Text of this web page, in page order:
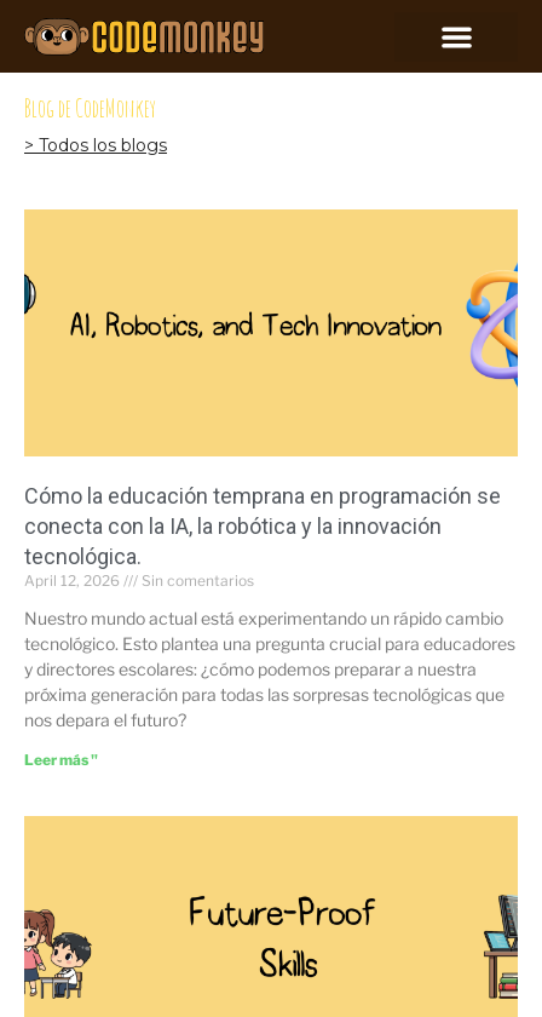
Blog de CodeMonkey
> Todos los blogs
Cómo la educación temprana en programación se
conecta con la IA, la robótica y la innovación
tecnológica.
April 12, 2026 Sin comentarios
Nuestro mundo actual está experimentando un rápido cambio
tecnológico. Esto plantea una pregunta crucial para educadores
y directores escolares: ¿cómo podemos preparar a nuestra
próxima generación para todas las sorpresas tecnológicas que
nos depara el futuro?
Leer más "